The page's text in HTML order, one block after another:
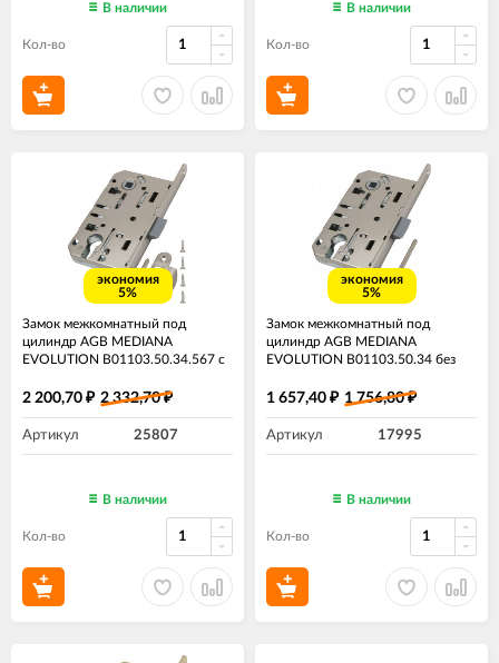
В наличии
Кол-во
В наличии
Кол-во
экономия
5%
Замок межкомнатный под
цилиндр AGB MEDIANA
EVOLUTION B01103.50.34.567​ с
матовый хром
2 200,70 ₽ 2 332,70₽
Артикул 25807
В наличии
Кол-во
экономия
5%
Замок межкомнатный под
цилиндр AGB MEDIANA
EVOLUTION B01103.50.34​​ без
1 657,40 ₽ 1 756,80₽
Артикул 17995
В наличии
Кол-во